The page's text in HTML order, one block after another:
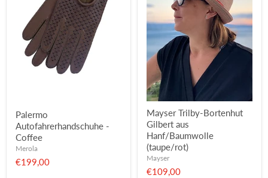
Palermo
Autofahrerhandschuhe -
Coffee
Merola
€199,00
Mayser Trilby-Bortenhut
Gilbert aus
Hanf/Baumwolle
(taupe/rot)
Mayser
€109,00